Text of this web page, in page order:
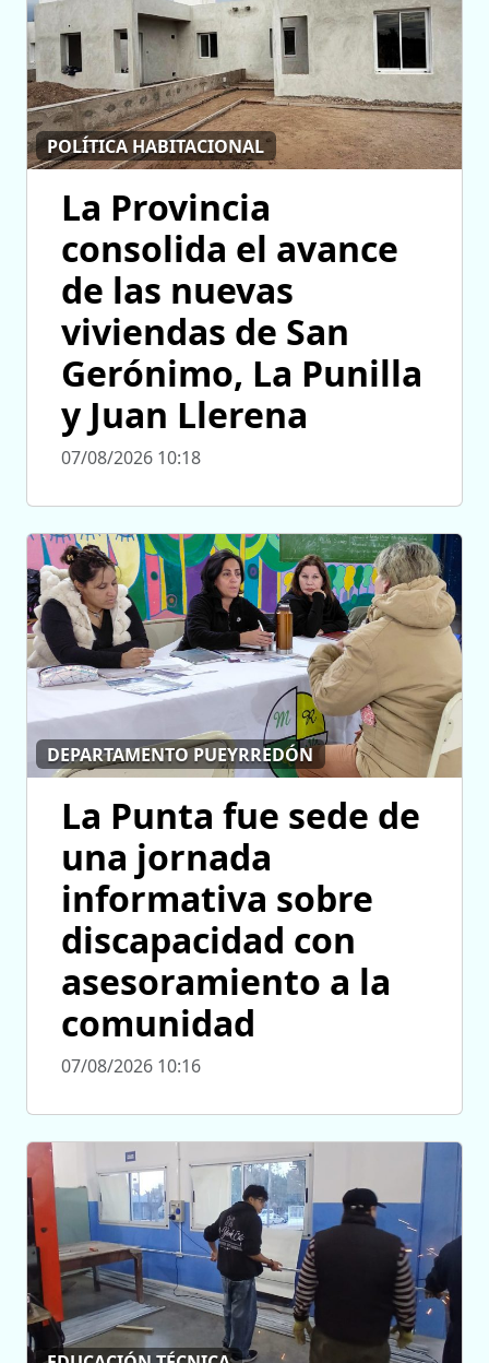
POLÍTICA HABITACIONAL
La Provincia
consolida el avance
de las nuevas
viviendas de San
Gerónimo, La Punilla
y Juan Llerena
07/08/2026 10:18
DEPARTAMENTO PUEYRREDÓN
La Punta fue sede de
una jornada
informativa sobre
discapacidad con
asesoramiento a la
comunidad
07/08/2026 10:16